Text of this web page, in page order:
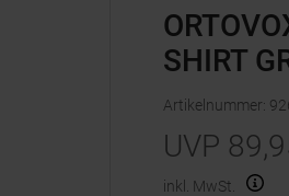
SHIRT
Artikelnummer:
UVP
inkl. MwSt.